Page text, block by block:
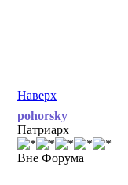
Наверх
pohorsky
Патриарх
Вне Форума